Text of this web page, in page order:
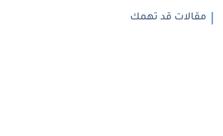
مقالات قد تهمك